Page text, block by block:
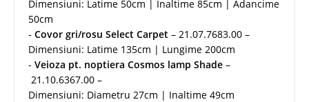
Dimensiuni: Latime 50cm | Inaltime 85cm | Adancime
50cm
- Covor gri/rosu Select Carpet – 21.07.7683.00 –
Dimensiuni: Latime 135cm | Lungime 200cm
- Veioza pt. noptiera Cosmos lamp Shade –
21.10.6367.00 –
Dimensiuni: Diametru 27cm | Inaltime 49cm